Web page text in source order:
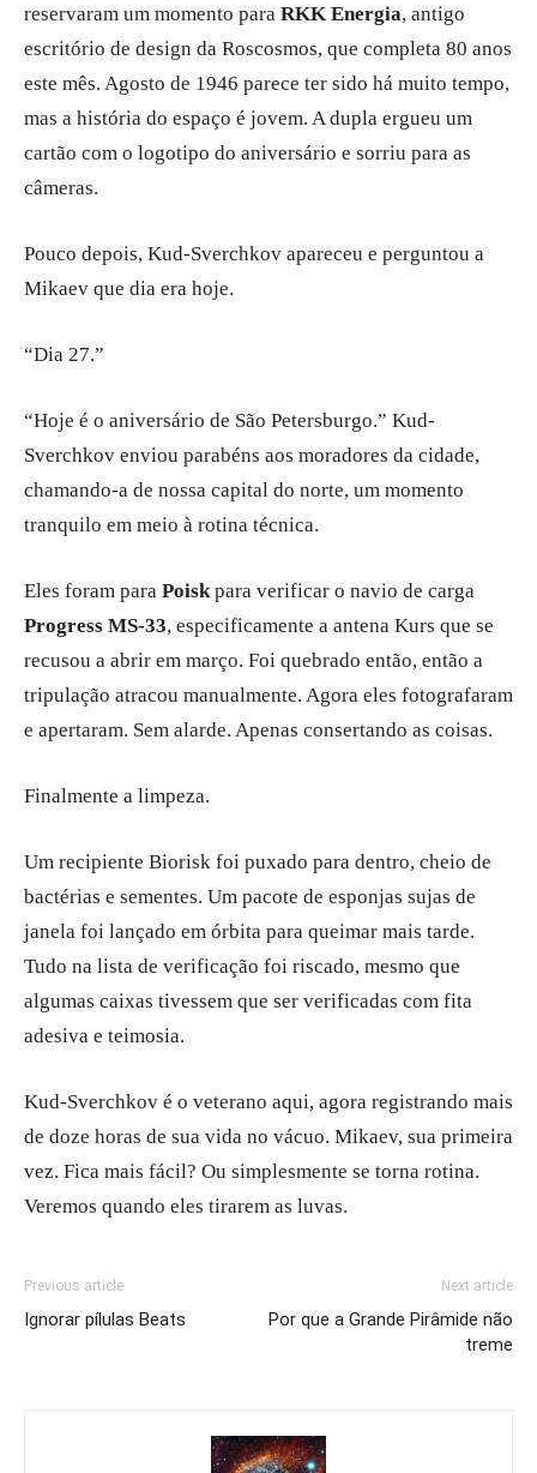
reservaram um momento para RKK Energia, antigo
escritório de design da Roscosmos, que completa 80 anos
este mês. Agosto de 1946 parece ter sido há muito tempo,
mas a história do espaço é jovem. A dupla ergueu um
cartão com o logotipo do aniversário e sorriu para as
câmeras.
Pouco depois, Kud-Sverchkov apareceu e perguntou a
Mikaev que dia era hoje.
“Dia 27.”
“Hoje é o aniversário de São Petersburgo.” Kud-
Sverchkov enviou parabéns aos moradores da cidade,
chamando-a de nossa capital do norte, um momento
tranquilo em meio à rotina técnica.
Eles foram para Poisk para verificar o navio de carga
Progress MS-33, especificamente a antena Kurs que se
recusou a abrir em março. Foi quebrado então, então a
tripulação atracou manualmente. Agora eles fotografaram
e apertaram. Sem alarde. Apenas consertando as coisas.
Finalmente a limpeza.
Um recipiente Biorisk foi puxado para dentro, cheio de
bactérias e sementes. Um pacote de esponjas sujas de
janela foi lançado em órbita para queimar mais tarde.
Tudo na lista de verificação foi riscado, mesmo que
algumas caixas tivessem que ser verificadas com fita
adesiva e teimosia.
Kud-Sverchkov é o veterano aqui, agora registrando mais
de doze horas de sua vida no vácuo. Mikaev, sua primeira
vez. Fica mais fácil? Ou simplesmente se torna rotina.
Veremos quando eles tirarem as luvas.
Previous article
Ignorar pílulas Beats
Next article
Por que a Grande Pirâmide não
treme